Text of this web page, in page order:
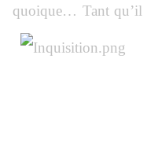
quoique… Tant qu’il